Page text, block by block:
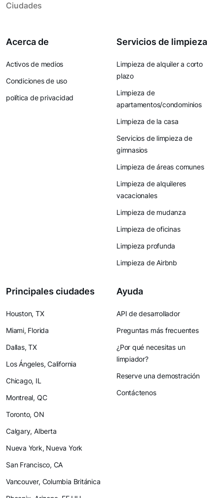
Ciudades
Acerca de
Activos de medios
Condiciones de uso
política de privacidad
Servicios de limpieza
Limpieza de alquiler a corto
plazo
Limpieza de
apartamentos/condominios
Limpieza de la casa
Servicios de limpieza de
gimnasios
Limpieza de áreas comunes
Limpieza de alquileres
vacacionales
Limpieza de mudanza
Limpieza de oficinas
Limpieza profunda
Limpieza de Airbnb
Principales ciudades
Houston, TX
Miami, Florida
Dallas, TX
Los Ángeles, California
Chicago, IL
Montreal, QC
Toronto, ON
Calgary, Alberta
Nueva York, Nueva York
San Francisco, CA
Vancouver, Columbia Británica
Ayuda
API de desarrollador
Preguntas más frecuentes
¿Por qué necesitas un
limpiador?
Reserve una demostración
Contáctenos